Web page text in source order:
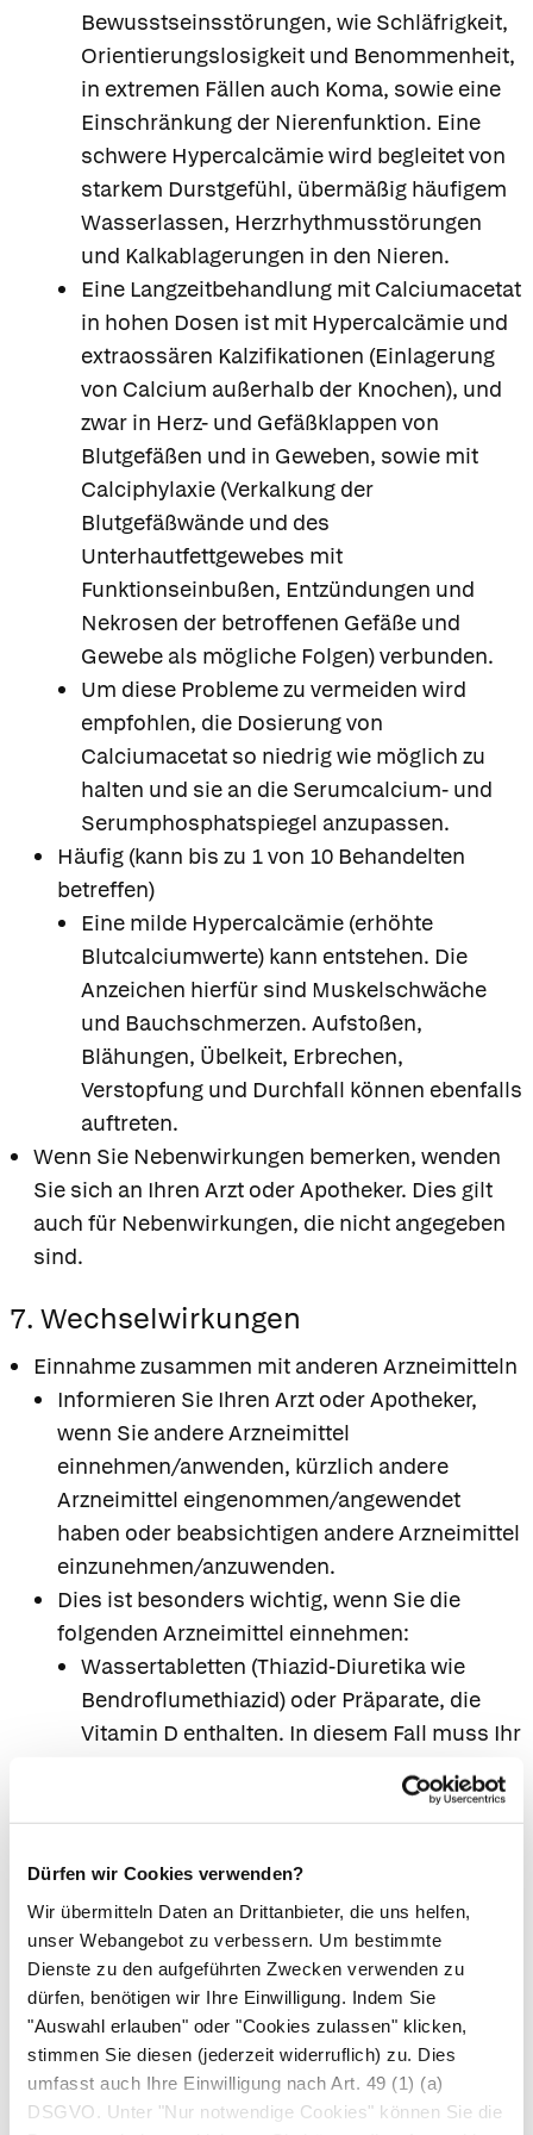
Dürfen wir Cookies verwenden?
Wir übermitteln Daten an Drittanbieter, die uns helfen,
unser Webangebot zu verbessern. Um bestimmte
Dienste zu den aufgeführten Zwecken verwenden zu
dürfen, benötigen wir Ihre Einwilligung. Indem Sie
"Auswahl erlauben" oder "Cookies zulassen" klicken,
stimmen Sie diesen (jederzeit widerruflich) zu. Dies
umfasst auch Ihre Einwilligung nach Art. 49 (1) (a)
DSGVO. Unter "Nur notwendige Cookies" können Sie die
Bewusstseinsstörungen, wie Schläfrigkeit,
Orientierungslosigkeit und Benommenheit,
in extremen Fällen auch Koma, sowie eine
Einschränkung der Nierenfunktion. Eine
schwere Hypercalcämie wird begleitet von
starkem Durstgefühl, übermäßig häufigem
Wasserlassen, Herzrhythmusstörungen
und Kalkablagerungen in den Nieren.
Eine Langzeitbehandlung mit Calciumacetat
in hohen Dosen ist mit Hypercalcämie und
extraossären Kalzifikationen (Einlagerung
von Calcium außerhalb der Knochen), und
zwar in Herz- und Gefäßklappen von
Blutgefäßen und in Geweben, sowie mit
Calciphylaxie (Verkalkung der
Blutgefäßwände und des
Unterhautfettgewebes mit
Funktionseinbußen, Entzündungen und
Nekrosen der betroffenen Gefäße und
Gewebe als mögliche Folgen) verbunden.
Um diese Probleme zu vermeiden wird
empfohlen, die Dosierung von
Calciumacetat so niedrig wie möglich zu
halten und sie an die Serumcalcium- und
Serumphosphatspiegel anzupassen.
Häufig (kann bis zu 1 von 10 Behandelten
betreffen)
Eine milde Hypercalcämie (erhöhte
Blutcalciumwerte) kann entstehen. Die
Anzeichen hierfür sind Muskelschwäche
und Bauchschmerzen. Aufstoßen,
Blähungen, Übelkeit, Erbrechen,
Verstopfung und Durchfall können ebenfalls
auftreten.
Wenn Sie Nebenwirkungen bemerken, wenden
Sie sich an Ihren Arzt oder Apotheker. Dies gilt
auch für Nebenwirkungen, die nicht angegeben
sind.
7. Wechselwirkungen
Einnahme zusammen mit anderen Arzneimitteln
Informieren Sie Ihren Arzt oder Apotheker,
wenn Sie andere Arzneimittel
einnehmen/anwenden, kürzlich andere
Arzneimittel eingenommen/angewendet
haben oder beabsichtigen andere Arzneimittel
einzunehmen/anzuwenden.
Dies ist besonders wichtig, wenn Sie die
folgenden Arzneimittel einnehmen:
Wassertabletten (Thiazid-Diuretika wie
Bendroflumethiazid) oder Präparate, die
Vitamin D enthalten. In diesem Fall muss Ihr
Arzneimittel, die weibliche
Geschlechtshormone (Östrogene wie
Estradiol) oder Vitamin A enthalten.
Bestimmte Herzmedikamente
(herzwirksame Glykoside wie Digoxin), da
diese von Ihrem Calciumspiegel beeinflusst
werden können. Es besteht eine erhöhte
Gefahr des Auftretens von
Herzrhythmusstörungen, so dass